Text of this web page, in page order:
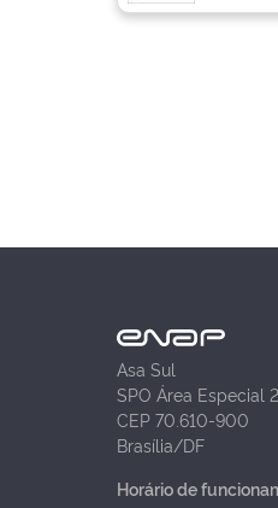
Asa Sul
SPO Área Especial
CEP 70.610-900
Brasília/DF
Horário de